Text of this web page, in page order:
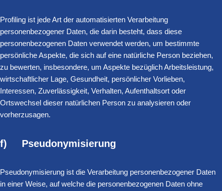
Profiling ist jede Art der automatisierten Verarbeitung
personenbezogener Daten, die darin besteht, dass diese
personenbezogenen Daten verwendet werden, um bestimmte
persönliche Aspekte, die sich auf eine natürliche Person beziehen,
zu bewerten, insbesondere, um Aspekte bezüglich Arbeitsleistung,
wirtschaftlicher Lage, Gesundheit, persönlicher Vorlieben,
Interessen, Zuverlässigkeit, Verhalten, Aufenthaltsort oder
Ortswechsel dieser natürlichen Person zu analysieren oder
vorherzusagen.
f) Pseudonymisierung
Pseudonymisierung ist die Verarbeitung personenbezogener Daten
in einer Weise, auf welche die personenbezogenen Daten ohne